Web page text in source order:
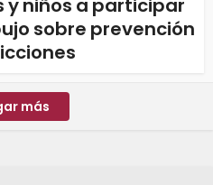
y niños a participar
sobre prevención
más